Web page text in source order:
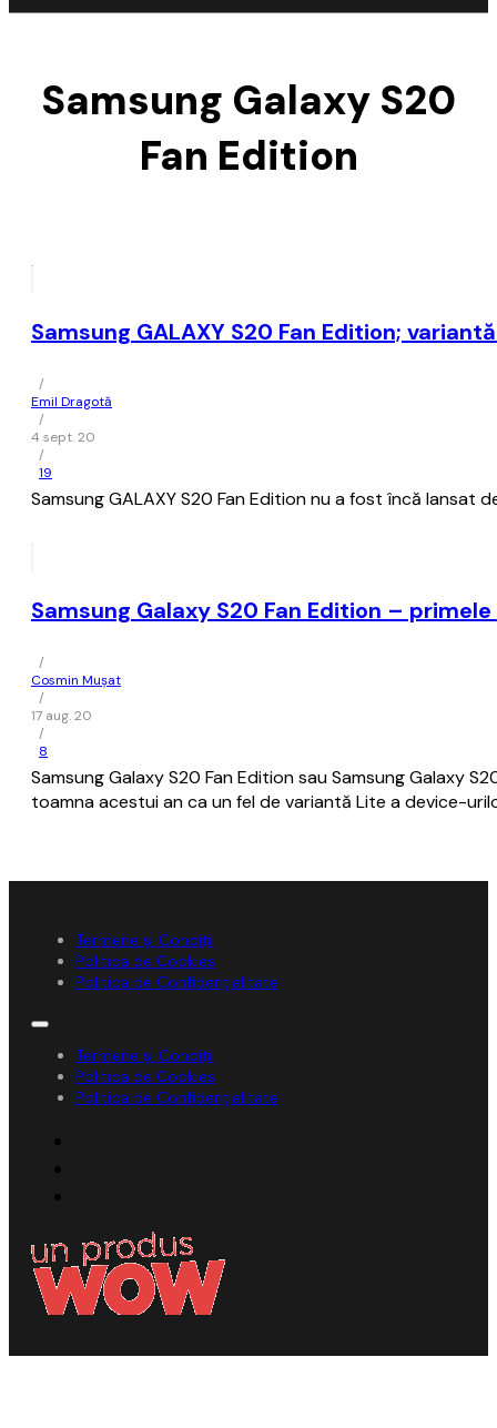
Samsung Galaxy S20
Fan Edition
Samsung GALAXY S20 Fan Edition;
/
Emil Dragotă
/
4 sept. 20
/
19
Samsung GALAXY S20 Fan Edition nu a fost încă
Samsung Galaxy S20 Fan Edition –
/
Cosmin Mușat
/
17 aug. 20
/
8
Samsung Galaxy S20 Fan Edition sau Samsung Galaxy
toamna acestui an ca un fel de variantă Lite a device-
Termene și Condiții
Politica de Cookies
Politica de Confidențialitate
Termene și Condiții
Politica de Cookies
Politica de Confidențialitate